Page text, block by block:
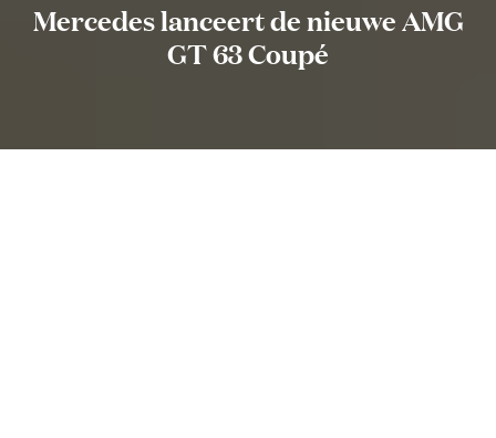
Mercedes lanceert de nieuwe AMG
GT 63 Coupé